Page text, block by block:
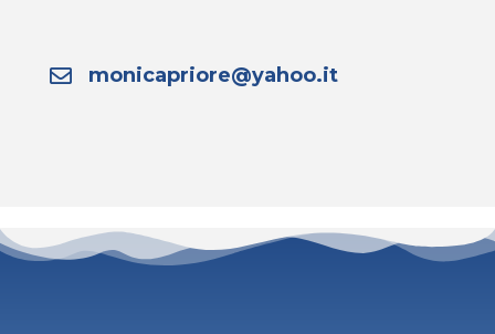
monicapriore@yahoo.it